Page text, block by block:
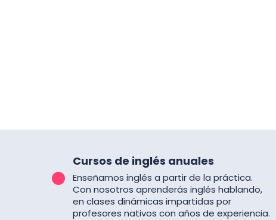
Cursos de inglés anuales
Enseñamos inglés a partir de la práctica.
Con nosotros aprenderás inglés hablando,
en clases dinámicas impartidas por
profesores nativos con años de experiencia.